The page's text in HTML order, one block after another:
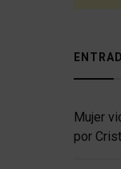
Mujer
por